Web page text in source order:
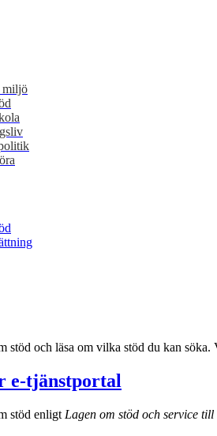
miljö
stöd och läsa om vilka stöd du kan
e-tjänstportal
stöd enligt Lagen om stöd och service